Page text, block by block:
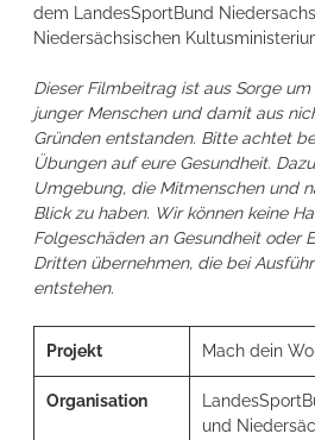
dem LandesSportBund
Niedersächsischen
Dieser Filmbeitrag ist aus Sorge
junger Menschen und damit aus
Gründen entstanden. Bitte achtet
Übungen auf eure Gesundheit.
Umgebung, die Mitmenschen und
Blick zu haben. Wir können keine
Folgeschäden an Gesundheit oder
Dritten übernehmen, die bei
entstehen.
Projekt Mach dein
Organisation
und